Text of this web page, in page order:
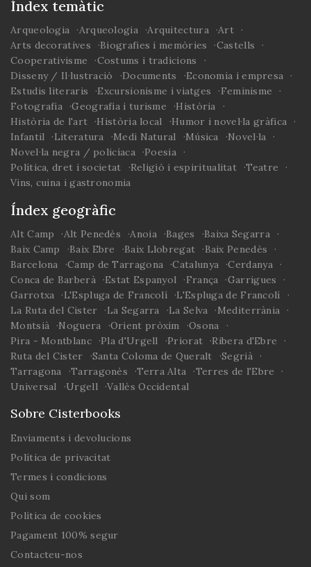
d’esperança” amb Joan
Índex temàtic
Arqueologia Arqueologia Arquitectura
Art
Arts decoratives
Biografies i memòries
Castells
Cooperativisme
Costums i tradicions
Disseny / Il·lustració
Documents
Economia i empresa
Estudis literaris
Excursionisme i viatges
Feminisme
Fotografia
Geografia i turisme
Història
Història de l'art
Història local
Humor i novel·la gràfica
Infantil
Literatura Medi Natural Música
Novel·la
Novel·la negra / policíaca
Poesia
Política, dret i societat
Religió i espiritualitat
Teatre
Vins, cuina i gastronomia
Índex geogràfic
Alt Camp Alt Penedès Anoia Bages
Baixa Segarra
Baix Camp
Baix Ebre Baix Llobregat
Baix Penedès
Barcelona
Camp de Tarragona Catalunya
Cerdanya
Conca de Barberà
Estat Espanyol França
Garrigues
Garrotxa
L'Espluga de Francolí
L'Espluga de Francolí
La Ruta del Cister
La Segarra La Selva
Mediterrània
Montsià
Noguera Orient pròxim
Osona
Pira - Montblanc
Pla d'Urgell Priorat
Ribera d'Ebre
Ruta del Cister
Santa Coloma de Queralt
Segrià
Tarragona
Tarragonès Terra Alta
Terres de l'Ebre
Universal
Urgell Vallès Occidental
Sobre Cisterbooks
Enviaments i devolucions
Política de privacitat
Termes i condicions
Qui som
Política de cookies
Pagament 100% segur
Contacteu-nos